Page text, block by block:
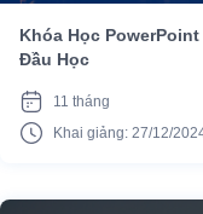
Khóa Học
Đầu Học
11 tháng
Khai giảng: 27/12/